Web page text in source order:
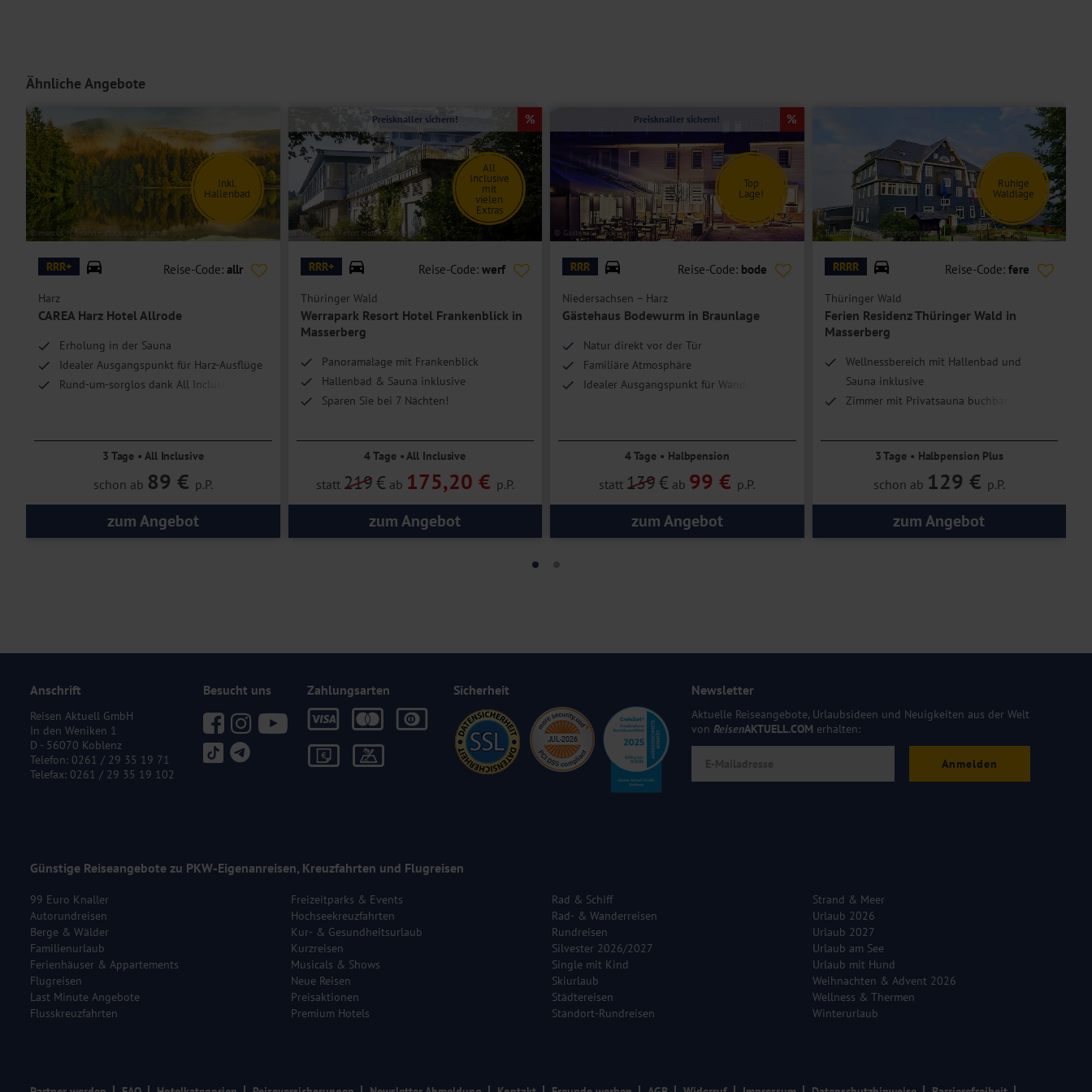
Ähnliche Angebote
© marcus_hofmann – stock.adobe.com
Inkl.
Hallenbad
RRR+ Reise-Code: allr
Harz
CAREA Harz Hotel Allrode
Erholung in der Sauna
Idealer Ausgangspunkt für Harz-Ausflüge
Rund-um-sorglos dank All Inclusive
3 Tage • All Inclusive
schon ab 89 € p.P.
zum Angebot
© Werrapark Resort Hotel Frankenblick
All
Inclusive
mit
vielen
Extras
Preisknaller sichern!
RRR+ Reise-Code: werf
Thüringer Wald
Werrapark Resort Hotel Frankenblick in
Masserberg
Panoramalage mit Frankenblick
Hallenbad & Sauna inklusive
Sparen Sie bei 7 Nächten!
4 Tage • All Inclusive
statt 219€ ab 175,20 € p.P.
zum Angebot
© Gästehaus Bodewurm
Top
Lage!
Preisknaller sichern!
RRR Reise-Code: bode
Niedersachsen – Harz
Gästehaus Bodewurm in Braunlage
Natur direkt vor der Tür
Familiäre Atmosphäre
Idealer Ausgangspunkt für Wanderungen
4 Tage • Halbpension
statt 139€ ab 99 € p.P.
zum Angebot
© Ferien Residenz Thüringer Wald
Ruhige
Waldlage
RRRR Reise-Code: fere
Thüringer Wald
Ferien Residenz Thüringer Wald in
Masserberg
Wellnessbereich mit Hallenbad und
Sauna inklusive
Zimmer mit Privatsauna buchbar
3 Tage • Halbpension Plus
schon ab 129 € p.P.
zum Angebot
Anschrift
Reisen Aktuell GmbH
In den Weniken 1
D - 56070 Koblenz
Telefon: 0261 / 29 35 19 71
Telefax: 0261 / 29 35 19 102
Besucht uns Zahlungsarten Sicherheit Newsletter
Aktuelle Reiseangebote, Urlaubsideen und Neuigkeiten aus der Welt
von ReisenAKTUELL.COM erhalten:
Anmelden
Günstige Reiseangebote zu PKW-Eigenanreisen, Kreuzfahrten und Flugreisen
99 Euro Knaller
Autorundreisen
Berge & Wälder
Familienurlaub
Ferienhäuser & Appartements
Flugreisen
Last Minute Angebote
Flusskreuzfahrten
Freizeitparks & Events
Hochseekreuzfahrten
Kur- & Gesundheitsurlaub
Kurzreisen
Musicals & Shows
Neue Reisen
Preisaktionen
Premium Hotels
Rad & Schiff
Rad- & Wanderreisen
Rundreisen
Silvester 2026/2027
Single mit Kind
Skiurlaub
Städtereisen
Standort-Rundreisen
Strand & Meer
Urlaub 2026
Urlaub 2027
Urlaub am See
Urlaub mit Hund
Weihnachten & Advent 2026
Wellness & Thermen
Winterurlaub